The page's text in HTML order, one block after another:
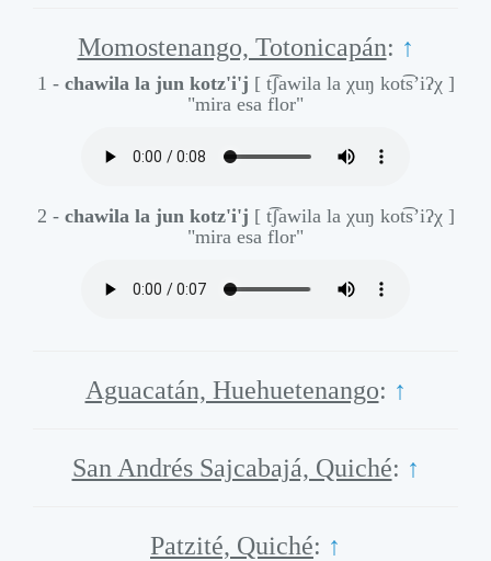
Momostenango, Totonicapán: ↑
1 - chawila la jun kotz'i'j [ t͡ʃawila la χuŋ kot͡s’iʔχ ]
"mira esa flor"
2 - chawila la jun kotz'i'j [ t͡ʃawila la χuŋ kot͡s’iʔχ ]
"mira esa flor"
Aguacatán, Huehuetenango: ↑
San Andrés Sajcabajá, Quiché: ↑
Patzité, Quiché: ↑